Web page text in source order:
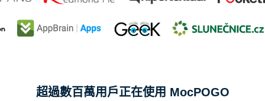
超過數百萬用戶正在使用 MocPOGO